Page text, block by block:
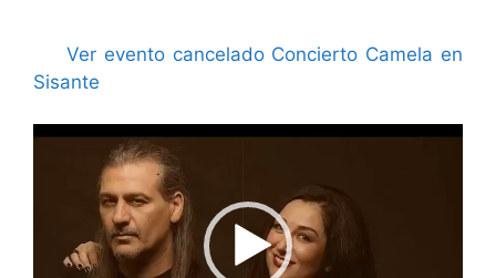
Ver evento cancelado Concierto Camela en
Sisante
Reproductor